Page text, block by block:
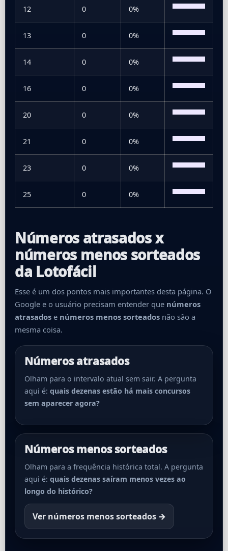
12 0 0%
13 0 0%
14 0 0%
16 0 0%
20 0 0%
21 0 0%
23 0 0%
25 0 0%
Números atrasados x
números menos sorteados
da Lotofácil
Esse é um dos pontos mais importantes desta página. O
Google e o usuário precisam entender que números
atrasados e números menos sorteados não são a
mesma coisa.
Números atrasados
Olham para o intervalo atual sem sair. A pergunta
aqui é: quais dezenas estão há mais concursos
sem aparecer agora?
Números menos sorteados
Olham para a frequência histórica total. A pergunta
aqui é: quais dezenas saíram menos vezes ao
longo do histórico?
Ver números menos sorteados →